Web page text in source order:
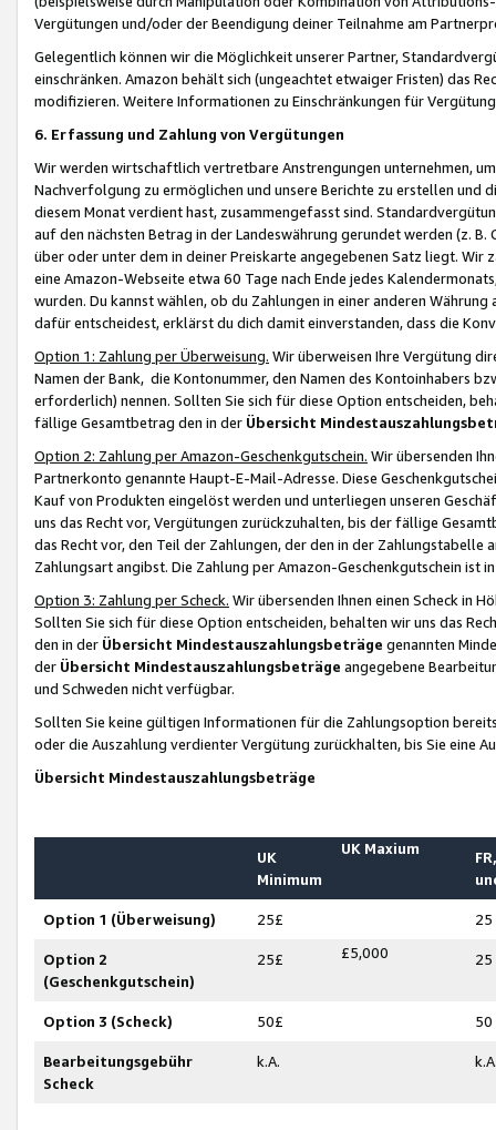
Vergütungen und/oder der Beendigung deiner Teilnahme am
Gelegentlich können wir die Möglichkeit unserer Partner,
einschränken. Amazon behält sich (ungeachtet etwaiger Fristen) das
modifizieren. Weitere Informationen zu Einschränkungen für
6. Erfassung und Zahlung von Vergütungen
Wir werden wirtschaftlich vertretbare Anstrengungen unternehmen,
Nachverfolgung zu ermöglichen und unsere Berichte zu erstellen und
diesem Monat verdient hast, zusammengefasst sind.
auf den nächsten Betrag in der Landeswährung gerundet werden (z.
über oder unter dem in deiner Preiskarte angegebenen Satz liegt.
eine Amazon-Webseite etwa 60 Tage nach Ende jedes
wurden. Du kannst wählen, ob du Zahlungen in einer anderen
dafür entscheidest, erklärst du dich damit einverstanden, dass die
Option 1: Zahlung per Überweisung. Wir überweisen Ihre Vergütung
Namen der Bank, die Kontonummer, den Namen des Kontoinhabers
erforderlich) nennen. Sollten Sie sich für diese Option entscheiden,
fällige Gesamtbetrag den in der Übersicht
Option 2: Zahlung per Amazon-Geschenkgutschein. Wir übersenden
Partnerkonto genannte Haupt-E-Mail-Adresse. Diese
Kauf von Produkten eingelöst werden und unterliegen unseren
uns das Recht vor, Vergütungen zurückzuhalten, bis der fällige
das Recht vor, den Teil der Zahlungen, der den in der
Zahlungsart angibst. Die Zahlung per Amazon-Geschenkgutschein ist
Option 3: Zahlung per Scheck. Wir übersenden Ihnen einen Scheck in
Sollten Sie sich für diese Option entscheiden, behalten wir uns das
den in der Übersicht Mindestauszahlungsbeträge genannten
der Übersicht Mindestauszahlungsbeträge angegebene
und Schweden nicht verfügbar.
Sollten Sie keine gültigen Informationen für die Zahlungsoption
oder die Auszahlung verdienter Vergütung zurückhalten, bis Sie
Übersicht Mindestauszahlungsbeträge
UK
Minimum
UK Maxium
Option 1 (Überweisung) 25£ 25
Option 2
(Geschenkgutschein)
25£ £5,000 25
Option 3 (Scheck) 50£ 50
Bearbeitungsgebühr
Scheck
k.A.